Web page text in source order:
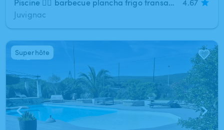
Piscine 🏊‍♀️ barbecue plancha frigo transats parasols pour un moment de détente assuré
4.67
Juvignac
1/12
Superhôte